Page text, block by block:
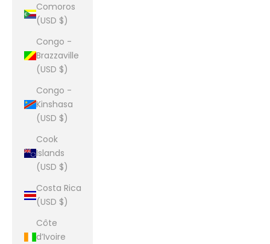
Comoros
(USD $)
Congo -
Brazzaville
(USD $)
Congo -
Kinshasa
(USD $)
Cook
Islands
(USD $)
Costa Rica
(USD $)
Côte
d’Ivoire